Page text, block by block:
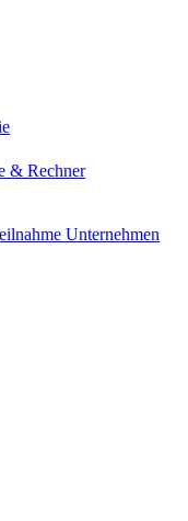
& Rechner
Unternehmen